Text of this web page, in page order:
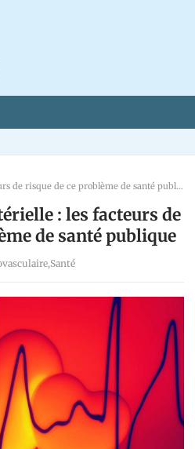
L’hypertension artérielle : les facteurs de risque de ce problème de santé publique
: les facteurs de
de santé publique
,Santé